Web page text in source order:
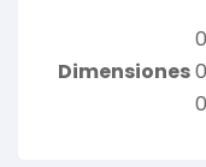
Dimensiones